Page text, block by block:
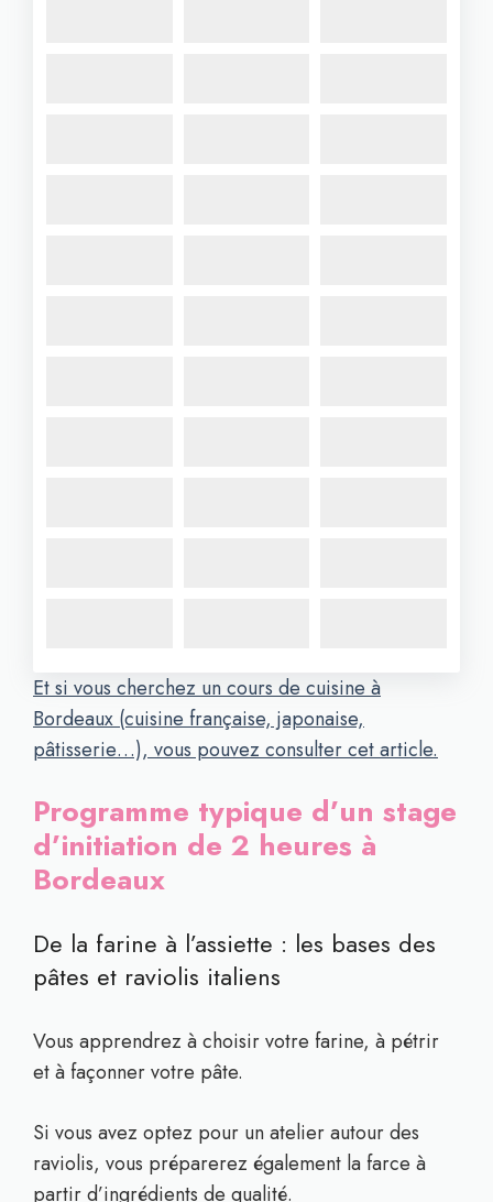
Et si vous cherchez un cours de cuisine à
Bordeaux (cuisine française, japonaise,
pâtisserie…), vous pouvez consulter cet article.
Programme typique d’un stage
d’initiation de 2 heures à
Bordeaux
De la farine à l’assiette : les bases des
pâtes et raviolis italiens
Vous apprendrez à choisir votre farine, à pétrir
et à façonner votre pâte.
Si vous avez optez pour un atelier autour des
raviolis, vous préparerez également la farce à
partir d’ingrédients de qualité.